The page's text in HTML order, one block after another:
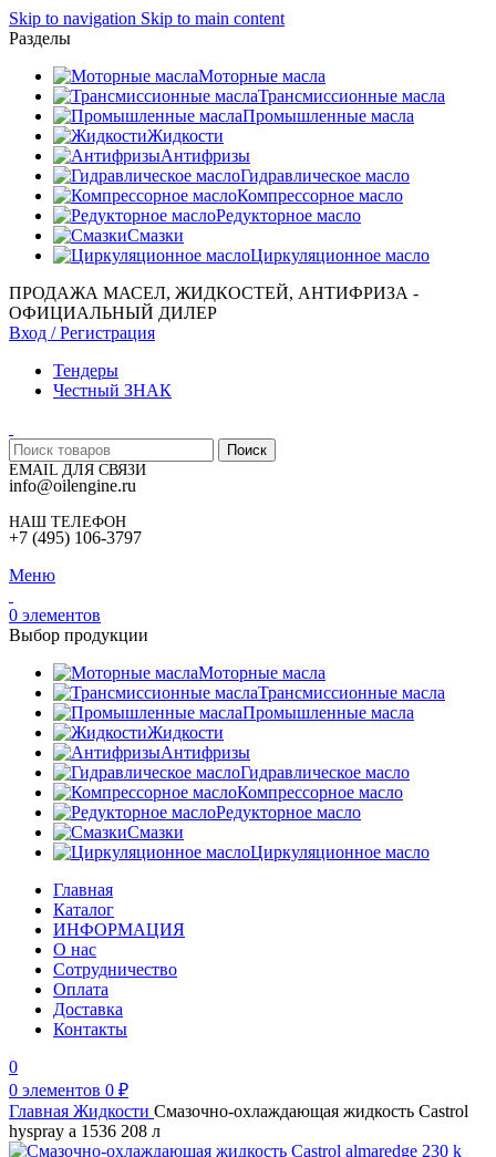
Skip to navigation Skip to main content
Разделы
Моторные масла
Трансмиссионные масла
Промышленные масла
Жидкости
Антифризы
Гидравлическое масло
Компрессорное масло
Редукторное масло
Смазки
Циркуляционное масло
ПРОДАЖА МАСЕЛ, ЖИДКОСТЕЙ, АНТИФРИЗА -
ОФИЦИАЛЬНЫЙ ДИЛЕР
Вход / Регистрация
Тендеры
Честный ЗНАК
Поиск
EMAIL ДЛЯ СВЯЗИ
info@oilengine.ru
НАШ ТЕЛЕФОН
+7 (495) 106-3797
Меню
0 элементов
Выбор продукции
Моторные масла
Трансмиссионные масла
Промышленные масла
Жидкости
Антифризы
Гидравлическое масло
Компрессорное масло
Редукторное масло
Смазки
Циркуляционное масло
Главная
Каталог
ИНФОРМАЦИЯ
О нас
Сотрудничество
Оплата
Доставка
Контакты
0
0 элементов 0 ₽
Главная Жидкости Смазочно-охлаждающая жидкость Castrol
hyspray a 1536 208 л